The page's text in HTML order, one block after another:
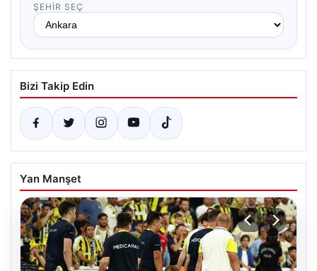
ŞEHIR SEÇ
Bizi Takip Edin
Yan Manşet